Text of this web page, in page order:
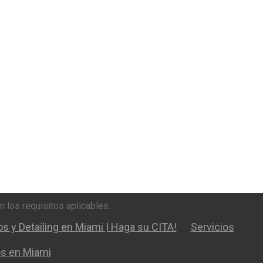
los requisitos aplicables.
y Detailing en Miami | Haga su CITA! Servicios
en Miami